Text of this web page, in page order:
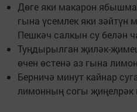
Дөге яки макарон
гына үсемлек яки зәйтүн
Пешкәч салкын су белән
Туңдырылган җиләк-
өчен өстенә аз гына
Берничә минут кайнар
лимонның согы җиңелрәк